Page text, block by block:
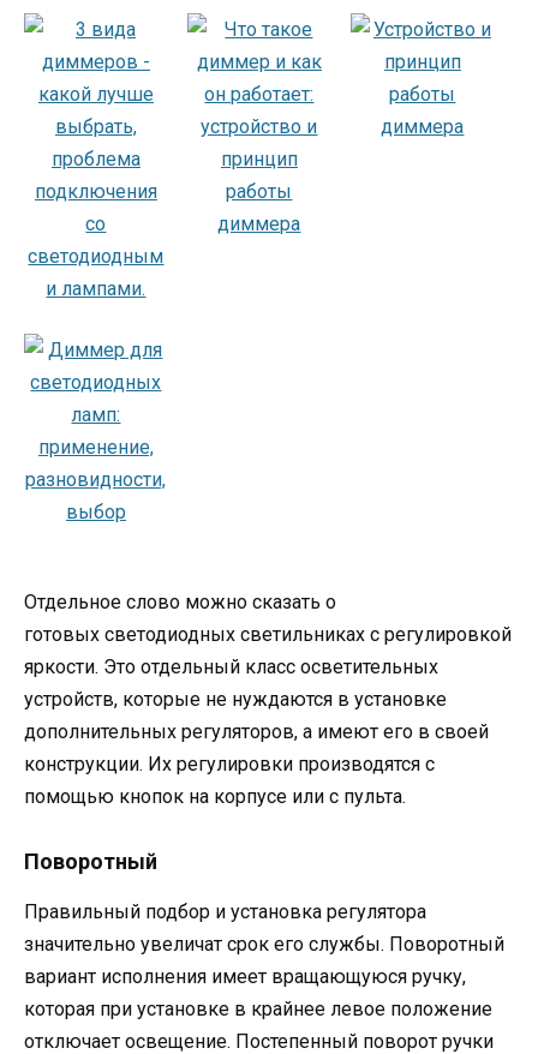
Отдельное слово можно сказать о
готовых светодиодных светильниках с регулировкой
яркости. Это отдельный класс осветительных
устройств, которые не нуждаются в установке
дополнительных регуляторов, а имеют его в своей
конструкции. Их регулировки производятся с
помощью кнопок на корпусе или с пульта.
Поворотный
Правильный подбор и установка регулятора
значительно увеличат срок его службы. Поворотный
вариант исполнения имеет вращающуюся ручку,
которая при установке в крайнее левое положение
отключает освещение. Постепенный поворот ручки